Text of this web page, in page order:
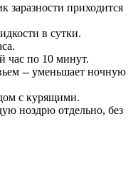
заразности приходится
в сутки.
час по 10 минут.
-- уменьшает ночную
с курящими.
ноздрю отдельно, без